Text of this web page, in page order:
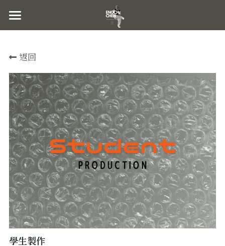
主頁｜HOME
關於｜ABOUT
近期製作｜PROJECT
作品集｜WORKS
服務內容｜SERVICES
聯繫｜CONTACT
返回
學生製作
部落格分類
近期製作